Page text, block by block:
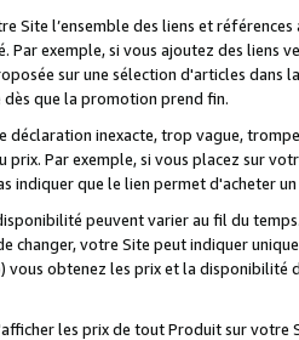
Site l’ensemble des liens et
Par exemple, si vous ajoutez des
sur une sélection d'articles
que la promotion prend fin.
déclaration inexacte, trop vague,
Par exemple, si vous placez sur
indiquer que le lien permet d'acheter
peuvent varier au fil du
changer, votre Site peut indiquer
obtenez les prix et la disponibilité
les prix de tout Produit sur